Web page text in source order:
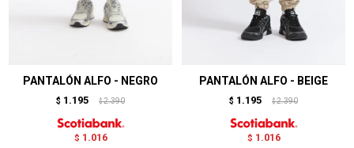
PANTALÓN ALFO - NEGRO
$ 1.195 $ 2.390
$ 1.016
PANTALÓN ALFO - BEIGE
$ 1.195 $ 2.390
$ 1.016